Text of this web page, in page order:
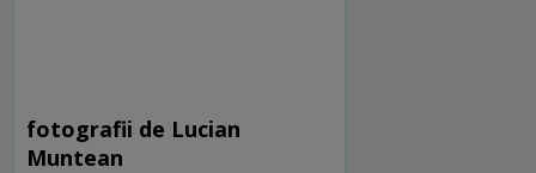
fotografii de Lucian
Muntean